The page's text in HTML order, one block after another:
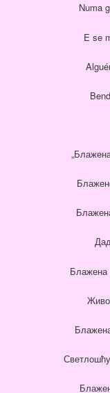
Numa
E se
Блажена